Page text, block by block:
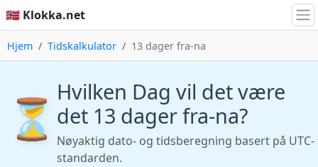
🇳🇴 Klokka.net
Hjem Tidskalkulator 13 dager fra-na
⏳ Hvilken Dag vil det være
det 13 dager fra-na?
Nøyaktig dato- og tidsberegning basert på UTC-
standarden.